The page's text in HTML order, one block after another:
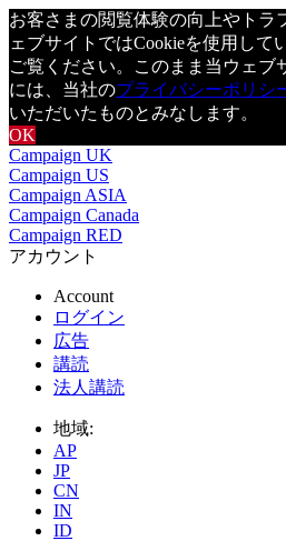
お客さまの閲覧体験の向上やトラ
ェブサイトではCookieを使用して
ご覧ください。このまま当ウェブ
には、当社のプライバシーポリシ
いただいたものとみなします。
OK
Campaign UK
Campaign US
Campaign ASIA
Campaign Canada
Campaign RED
アカウント
Account
ログイン
広告
講読
法人講読
地域:
AP
JP
CN
IN
ID